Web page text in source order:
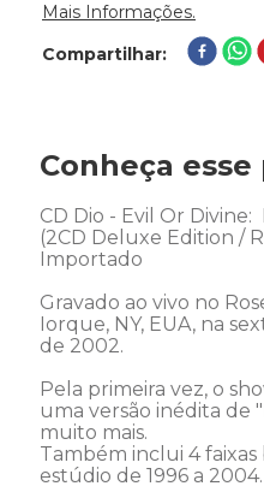
Mais Informações.
Compartilhar
Conheça
CD Dio - Evil Or Divine:
(2CD Deluxe Edition /
Importado
Gravado ao vivo no
Iorque, NY, EUA, na
de 2002.
Pela primeira vez, o
uma versão inédita de
muito mais.
Também inclui 4
estúdio de 1996 a 2004.